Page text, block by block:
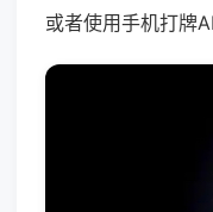
或者使用手机打牌